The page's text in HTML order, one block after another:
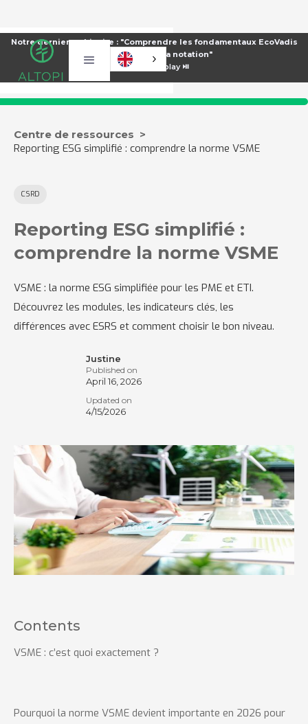
Notre dernier webinaire : "Comprendre les fondamentaux EcoVadis
pour améliorer sa notation"
⏯️Voir le replay ⏯️
Centre de ressources >
Reporting ESG simplifié : comprendre la norme VSME
CSRD
Reporting ESG simplifié :
comprendre la norme VSME
VSME : la norme ESG simplifiée pour les PME et ETI.
Découvrez les modules, les indicateurs clés, les
différences avec ESRS et comment choisir le bon niveau.
Justine
Published on
April 16, 2026
Updated on
4/15/2026
Contents
VSME : c’est quoi exactement ?
Pourquoi la norme VSME devient importante en 2026 pour